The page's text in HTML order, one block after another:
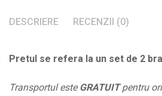
cu
si
DESCRIERE RECENZII (0)
Pretul se refera la un set de 2
Transportul esteGRATUITpentru